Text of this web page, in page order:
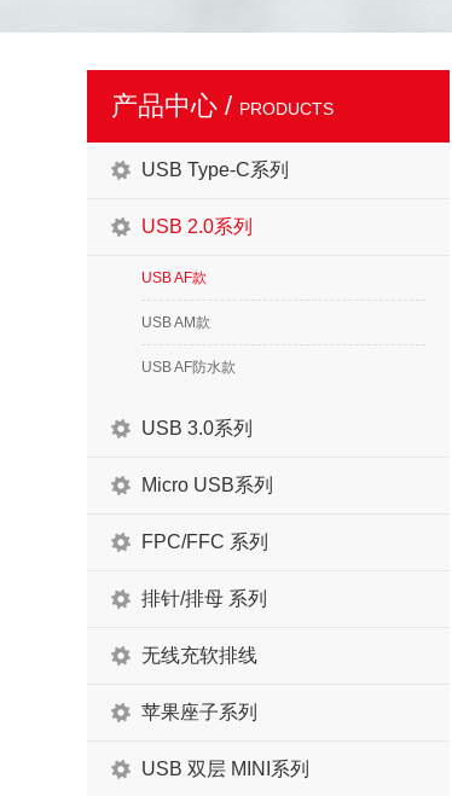
产品中心 / PRODUCTS
USB Type-C系列
USB 2.0系列
USB AF款
USB AM款
USB AF防水款
USB 3.0系列
Micro USB系列
FPC/FFC 系列
排针/排母 系列
无线充软排线
苹果座子系列
USB 双层 MINI系列